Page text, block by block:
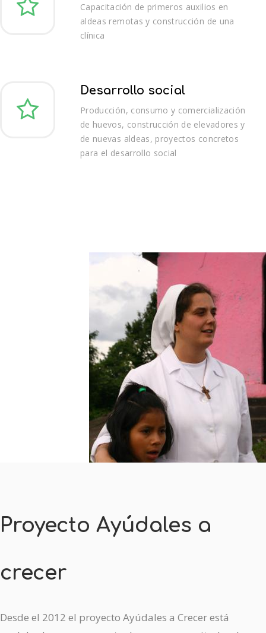
Capacitación de primeros auxilios en
aldeas remotas y construcción de una
clínica
Desarrollo social
Producción, consumo y comercialización
de huevos, construcción de elevadores y
de nuevas aldeas, proyectos concretos
para el desarrollo social
Proyecto Ayúdales a
crecer
Desde el 2012 el proyecto Ayúdales a Crecer está